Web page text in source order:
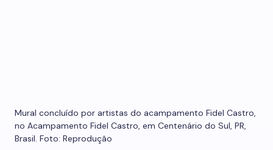
Mural concluído por artistas do acampamento Fidel Castro,
no Acampamento Fidel Castro, em Centenário do Sul, PR,
Brasil. Foto: Reprodução